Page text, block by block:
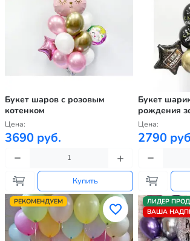
Букет шаров с розовым
котенком
Цена:
3690 руб.
Купить
Букет
рождения
Цена:
2790
РЕКОМЕНДУЕМ
ЛИДЕР
ВАША